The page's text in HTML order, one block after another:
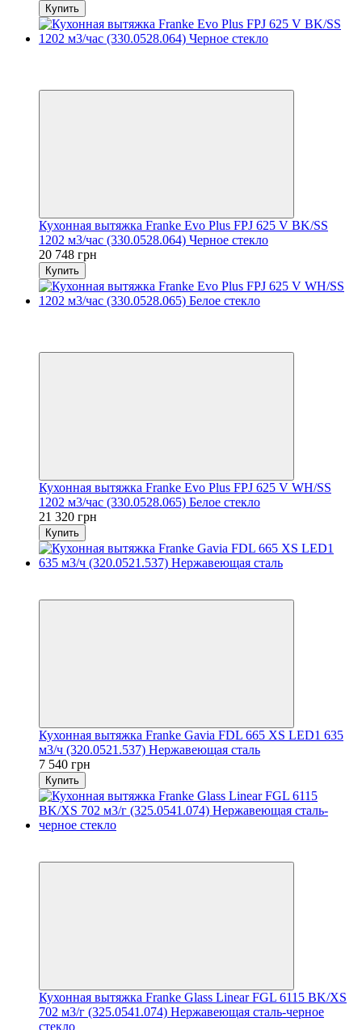
Купить
Кухонная вытяжка Franke Evo Plus FPJ 625 V BK/SS
1202 м3/час (330.0528.064) Черное стекло
20 748 грн
Купить
Кухонная вытяжка Franke Evo Plus FPJ 625 V WH/SS
1202 м3/час (330.0528.065) Белое стекло
21 320 грн
Купить
Кухонная вытяжка Franke Gavia FDL 665 XS LED1 635
м3/ч (320.0521.537) Нержавеющая сталь
7 540 грн
Купить
Кухонная вытяжка Franke Glass Linear FGL 6115 BK/XS
702 м3/г (325.0541.074) Нержавеющая сталь-черное
стекло